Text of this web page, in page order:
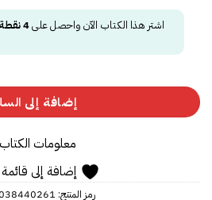
اشتر هذا الكتاب الآن واحصل على4نقطة
إضافة إلى
معلومات
إضافة إلى
رمز المنتج: